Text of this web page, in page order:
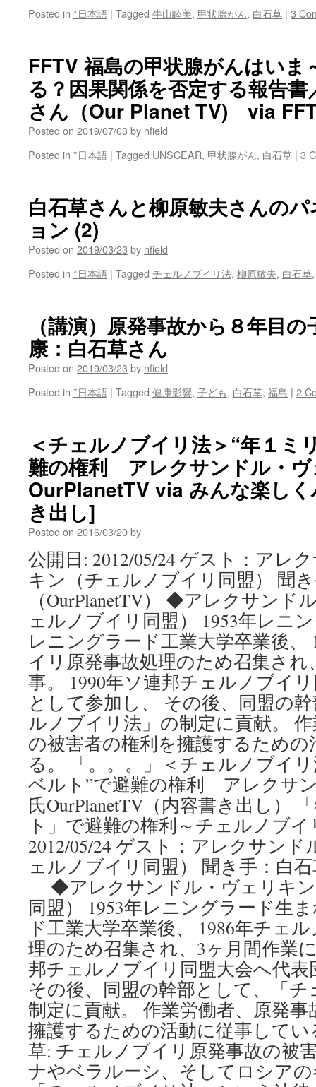
Posted in *日本語 | Tagged 牛山睦美, 甲状腺がん, 白石草 | 3
FFTV 福島の甲状腺がんはいま
る？因果関係を否定する報告
さん（Our Planet TV) via
Posted on 2019/07/03 by nfield
Posted in *日本語 | Tagged UNSCEAR, 甲状腺がん, 白石草 | 3
白石草さんと柳原敏夫さんの
ョン (2)
Posted on 2019/03/23 by nfield
Posted in *日本語 | Tagged チェルノブイリ法, 柳原敏夫, 白石草
（講演）原発事故から８年目
康：白石草さん
Posted on 2019/03/23 by nfield
Posted in *日本語 | Tagged 健康影響, 子ども, 白石草, 福島 | 2
＜チェルノブイリ法＞“年１ミ
難の権利 アレクサンドル・ヴ
OurPlanetTV via みんな楽し
き出し]
Posted on 2016/03/20by
公開日: 2012/05/24 ゲスト：アレ
キン（チェルノブイリ同盟） 聞
（OurPlanetTV） ◆アレクサンド
ェルノブイリ同盟） 1953年レニ
レニングラード工業大学卒業後、
イリ原発事故処理のため召集され
事。 1990年ソ連邦チェルノブ­イ
として参加し、 その後、同盟の
ルノブイリ法」の制定に貢献。
の被害者の権利を擁護するため
る。 「。。。」＜チェルノブイ
ベルト”で避難の権利 アレクサ
氏OurPlanetTV（内容書き出し）
ト」で避難の権利～チェルノブ
2012/05/24 ゲスト：アレクサン
ェルノブイリ同盟） 聞き手：白石
◆アレクサンドル・ヴェリキ
同盟） 1953年レニングラード生
ド工業大学卒業後、 1986年チェ
理のため召集され、3ヶ月間作業
邦チェルノブ­イリ同盟大会へ代
その後、同盟の幹部として、「
制定に貢献。 作業労働者、原発
擁護するための活動に従事して­
草: チェルノブイリ原発事故の被
ナやベラルーシ、そしてロシア